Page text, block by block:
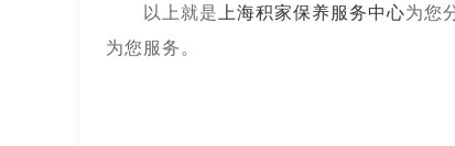
以上就是 上海积家保养服务中心为您
为您服务。